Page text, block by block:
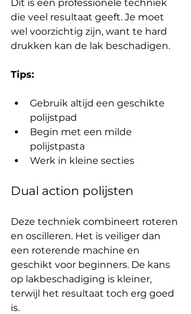
Dit is een professionele techniek
die veel resultaat geeft. Je moet
wel voorzichtig zijn, want te hard
drukken kan de lak beschadigen.
Tips:
Gebruik altijd een geschikte
polijstpad
Begin met een milde
polijstpasta
Werk in kleine secties
Dual action polijsten
Deze techniek combineert roteren
en oscilleren. Het is veiliger dan
een roterende machine en
geschikt voor beginners. De kans
op lakbeschadiging is kleiner,
terwijl het resultaat toch erg goed
is.